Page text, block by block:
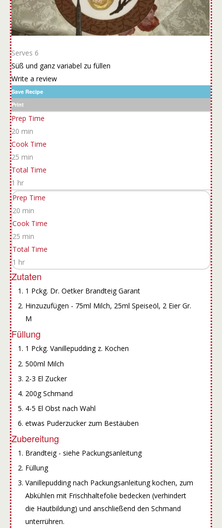
Serves 6
Süß und ganz variabel zu füllen
Write a review
Save Recipe
Print
Prep Time
20 min
Cook Time
25 min
Total Time
1 hr
Prep Time
20 min
Cook Time
25 min
Total Time
1 hr
Zutaten
1 Pckg. Dr. Oetker Brandteig Garant
Hinzuzufügen - 75ml Milch, 25ml Speiseöl, 2 Eier Gr.
M
Füllung
1 Pckg. Vanillepudding z. Kochen
500ml Milch
2-3 El Zucker
200g Schmand
4-5 El Obst nach Wahl
etwas Puderzucker zum Bestäuben
Zubereitung
Brandteig - siehe Packungsanleitung
Füllung
Vanillepudding nach Packungsanleitung kochen, zum
Abkühlen mit Frischhaltefolie bedecken (verhindert
die Hautbildung) und anschließend den Schmand
unterrühren.